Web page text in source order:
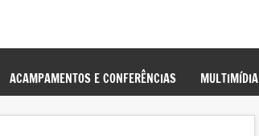
ACAMPAMENTOS E CONFERÊNCIAS MULTIMÍDIA